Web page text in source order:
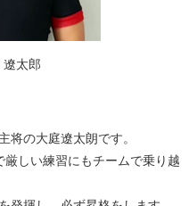
遼太郎
将の大庭遼太朗です。
しい練習にもチームで乗り越